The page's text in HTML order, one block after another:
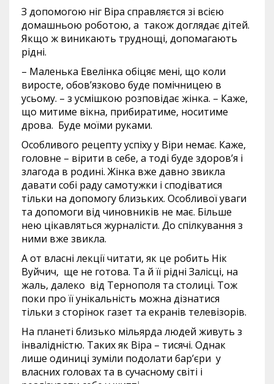
З допомогою ніг Віра справляєтся зі всією
домашньою роботою, а також доглядає дітей.
Якщо ж виникають труднощі, допомагають
рідні.
– Маленька Евелінка обіцяє мені, що коли
виросте, обов’язково буде помічницею в
усьому. – з усмішкою розповідає жінка. – Каже,
що митиме вікна, прибиратиме, носитиме
дрова. Буде моїми руками.
Особливого рецепту успіху у Віри немає. Каже,
головне – вірити в себе, а тоді буде здоров’я і
злагода в родині. Жінка вже давно звикла
давати собі раду самотужки і сподіватися
тільки на допомогу близьких. Особливої уваги
та допомоги від чиновників не має. Більше
нею цікавляться журналісти. До спілкування з
ними вже звикла.
А от власні лекції читати, як це робить Нік
Вуйчич, ще не готова. Та й її рідні Залісці, на
жаль, далеко від Тернополя та столиці. Тож
поки про її унікальність можна дізнатися
тільки з сторінок газет та екранів телевізорів.
На планеті близько мільярда людей живуть з
інвалідністю. Таких як Віра – тисячі. Однак
лише одиниці зуміли подолати бар’єри у
власних головах та в сучасному світі і